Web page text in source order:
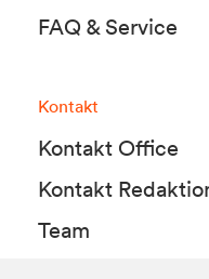
FAQ & Service
Kontakt
Kontakt Office
Kontakt
Team